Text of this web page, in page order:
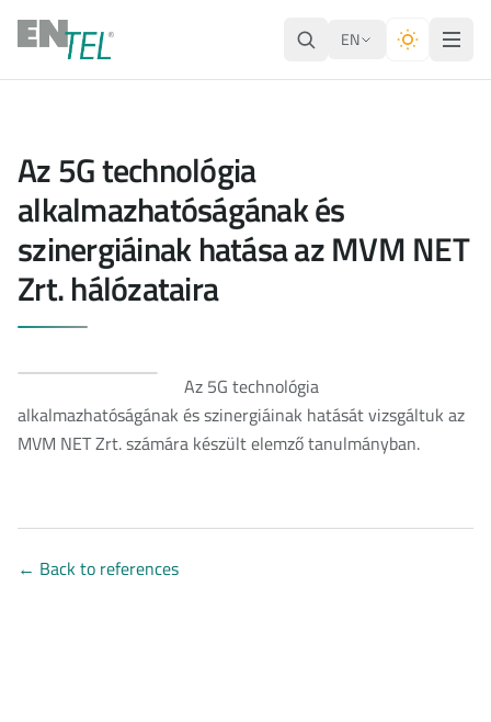
EN
Az 5G technológia
alkalmazhatóságának és
szinergiáinak hatása az MVM NET
Zrt. hálózataira
Az 5G technológia
alkalmazhatóságának és szinergiáinak hatását vizsgáltuk az
MVM NET Zrt. számára készült elemző tanulmányban.
← Back to references